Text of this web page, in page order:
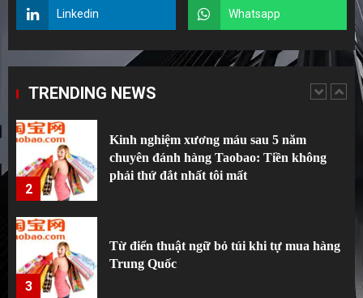
Linkedin Whatsapp
TRENDING NEWS
2
chuyên đánh hàng Taobao: Tiền không
3
Từ điển thuật ngữ bỏ túi khi tự mua hàng
Trung Quốc
4
Bật Mí 5 Món Quà Mạ Vàng “Đỉnh Cao”
Khách Hàng VIP Nào Cũng Mê